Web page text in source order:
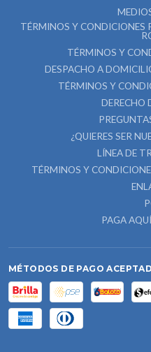
TÉRMINOS Y CONDICIONES
TÉRMINOS Y
DESPACHO A
TÉRMINOS Y
DERECHO
¿QUIERES SER
LÍNEA DE
TÉRMINOS Y
PAGA
MÉTODOS DE PAGO